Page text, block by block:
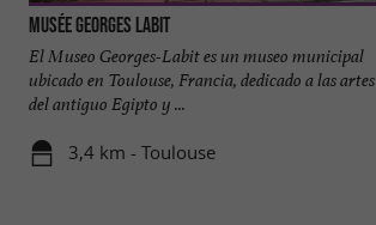
Musée Georges Labit
El Museo Georges-Labit es un museo municipal
ubicado en Toulouse, Francia, dedicado a las artes
del antiguo Egipto y ...
3,4 km - Toulouse